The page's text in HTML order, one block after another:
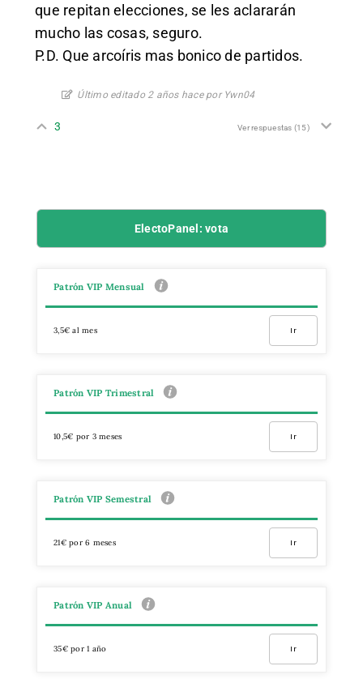
que repitan elecciones, se les aclararán
mucho las cosas, seguro.
P.D. Que arcoíris mas bonico de partidos.
Último editado 2 años hace por Ywn04
3 Ver respuestas (15)
ElectoPanel: vota
Patrón VIP Mensual
3,5€ al mes Ir
Patrón VIP Trimestral
10,5€ por 3 meses Ir
Patrón VIP Semestral
21€ por 6 meses Ir
Patrón VIP Anual
35€ por 1 año Ir